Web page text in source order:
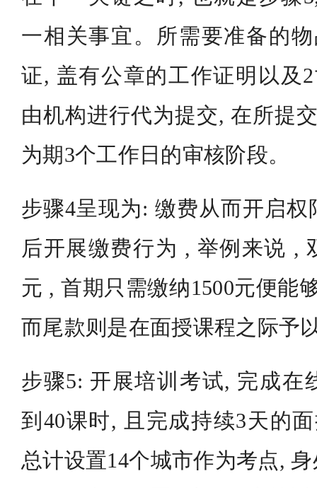
一相关事宜。所需要准备的
证, 盖有公章的工作证明以及
由机构进行代为提交, 在所提
为期3个工作日的审核阶段。
步骤4呈现为: 缴费从而开启
后开展缴费行为 , 举例来说 ,
元 , 首期只需缴纳1500元便能
而尾款则是在面授课程之际予
步骤5: 开展培训考试, 完成在
到40课时, 且完成持续3天的
总计设置14个城市作为考点,